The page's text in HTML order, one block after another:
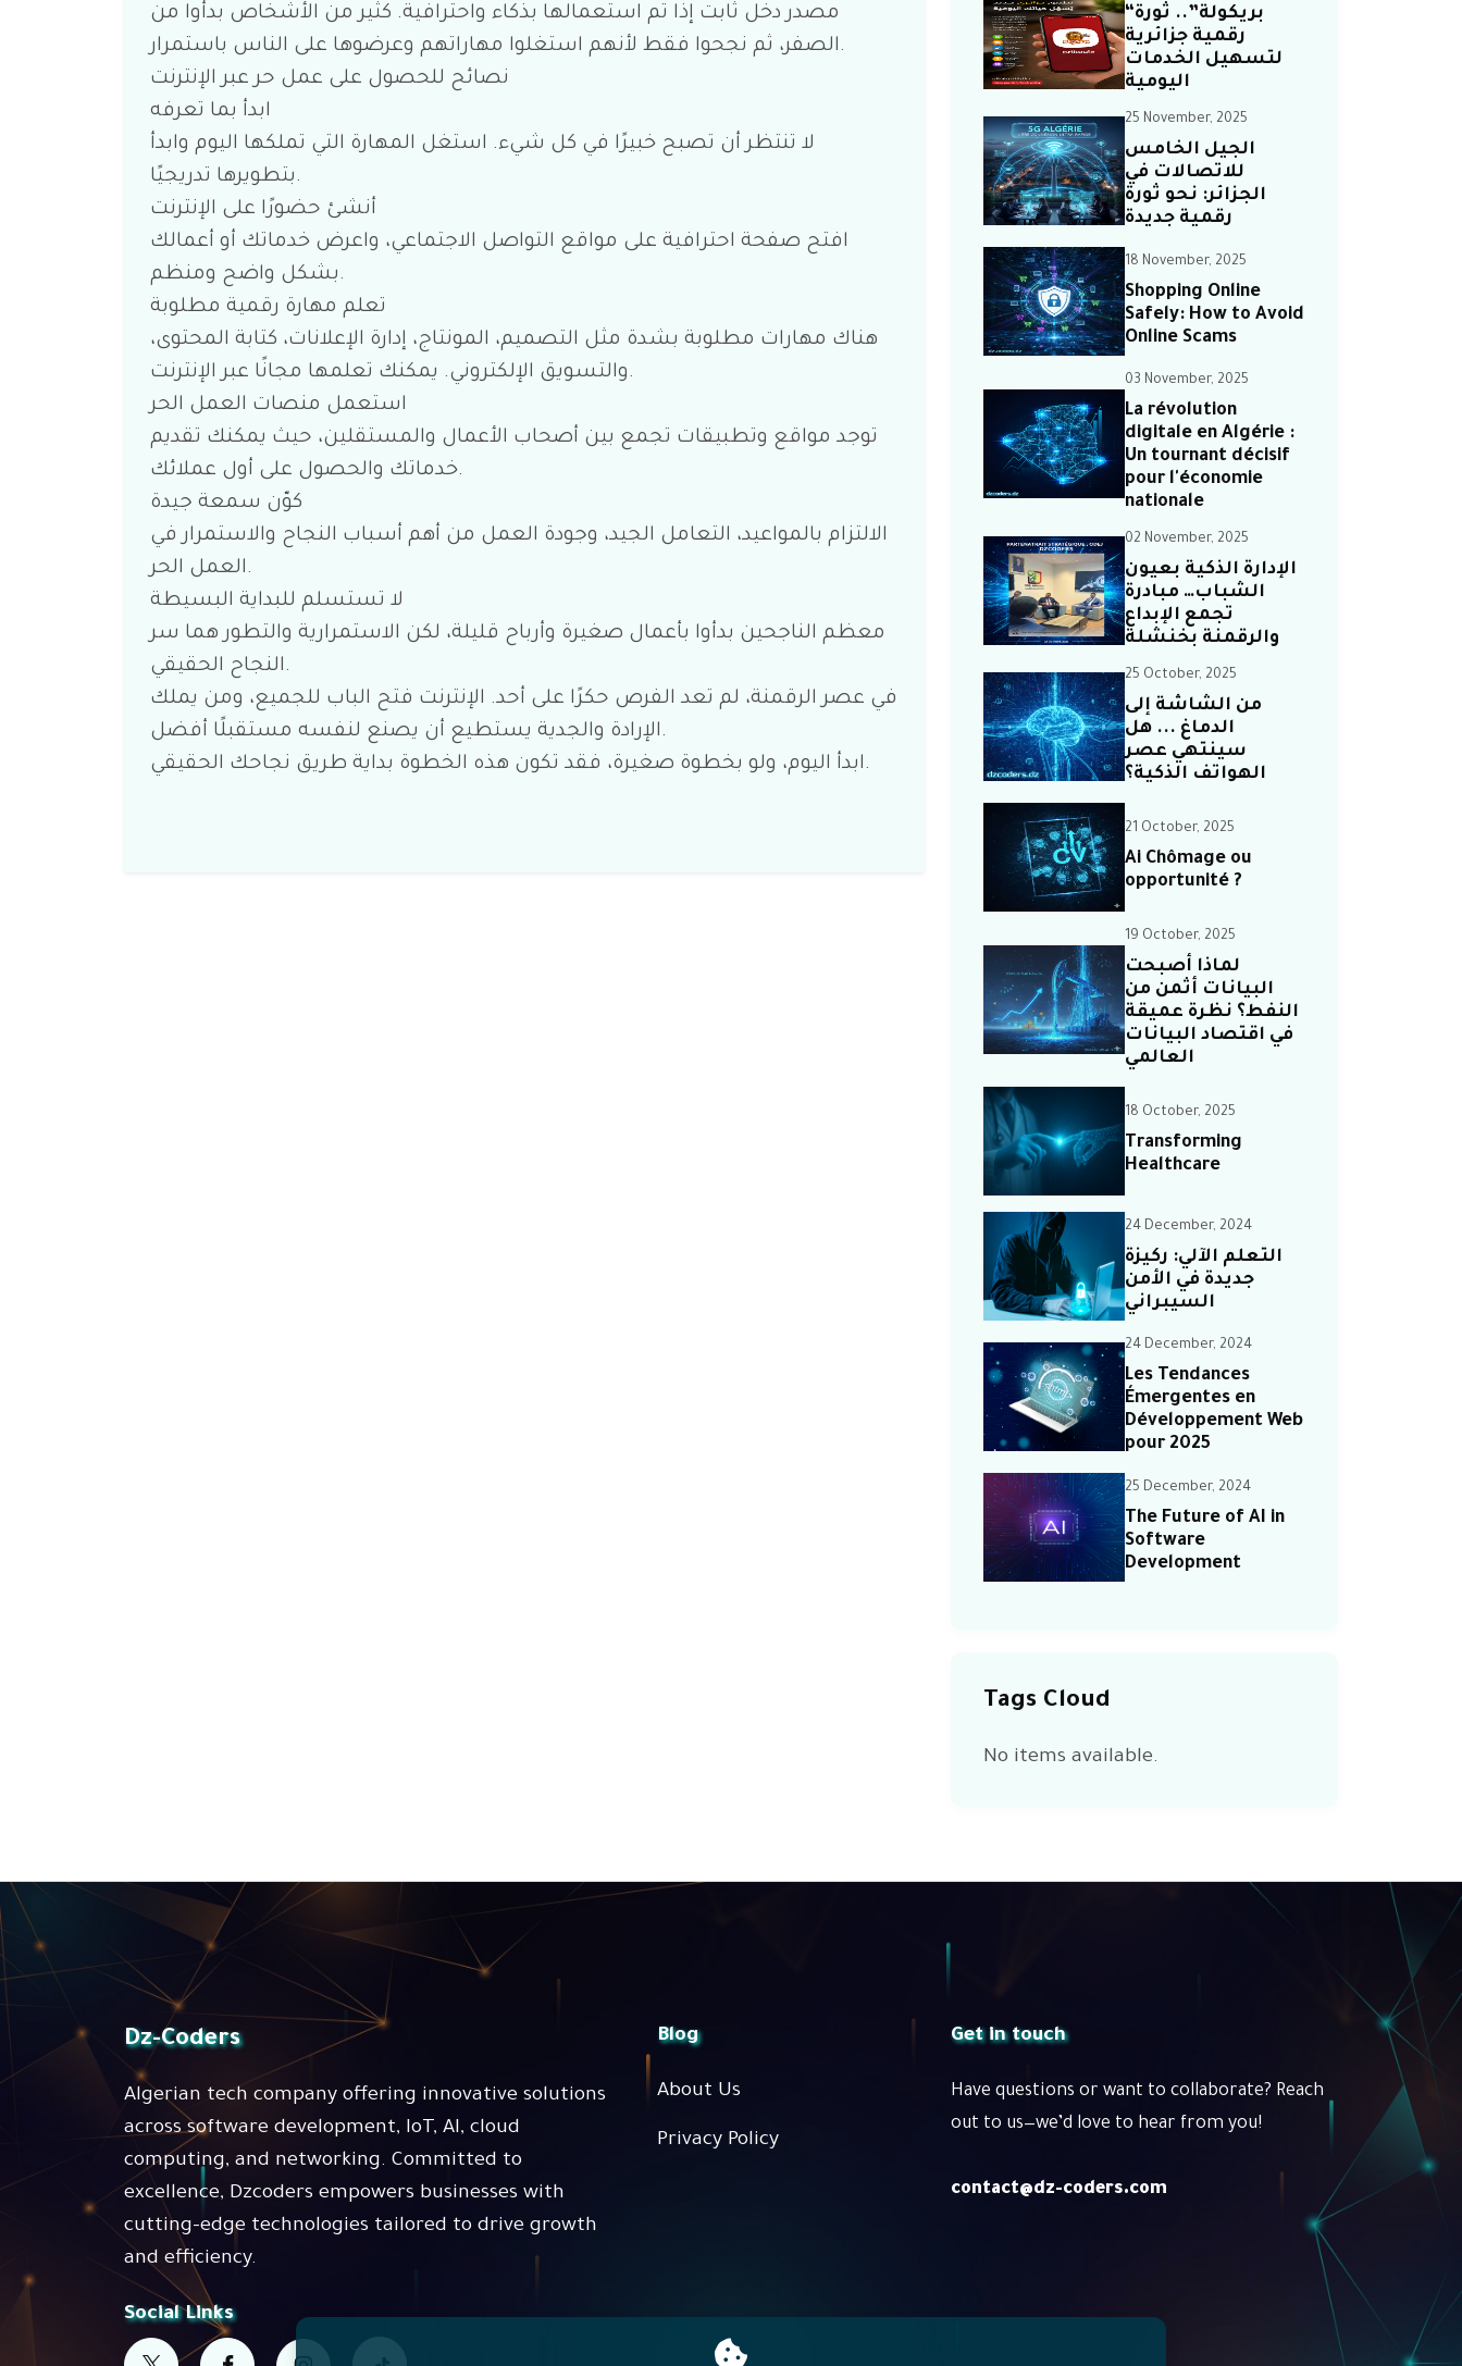
مصدر دخل ثابت إذا تم استعمالها بذكاء واحترافية. كثير من الأشخاص بدأوا من
الصفر، ثم نجحوا فقط لأنهم استغلوا مهاراتهم وعرضوها على الناس باستمرار.
نصائح للحصول على عمل حر عبر الإنترنت
ابدأ بما تعرفه
لا تنتظر أن تصبح خبيرًا في كل شيء. استغل المهارة التي تملكها اليوم وابدأ
بتطويرها تدريجيًا.
أنشئ حضورًا على الإنترنت
افتح صفحة احترافية على مواقع التواصل الاجتماعي، واعرض خدماتك أو أعمالك
بشكل واضح ومنظم.
تعلم مهارة رقمية مطلوبة
هناك مهارات مطلوبة بشدة مثل التصميم، المونتاج، إدارة الإعلانات، كتابة المحتوى،
والتسويق الإلكتروني. يمكنك تعلمها مجانًا عبر الإنترنت.
استعمل منصات العمل الحر
توجد مواقع وتطبيقات تجمع بين أصحاب الأعمال والمستقلين، حيث يمكنك تقديم
خدماتك والحصول على أول عملائك.
كوّن سمعة جيدة
الالتزام بالمواعيد، التعامل الجيد، وجودة العمل من أهم أسباب النجاح والاستمرار في
العمل الحر.
لا تستسلم للبداية البسيطة
معظم الناجحين بدأوا بأعمال صغيرة وأرباح قليلة، لكن الاستمرارية والتطور هما سر
النجاح الحقيقي.
في عصر الرقمنة، لم تعد الفرص حكرًا على أحد. الإنترنت فتح الباب للجميع، ومن يملك
الإرادة والجدية يستطيع أن يصنع لنفسه مستقبلًا أفضل.
ابدأ اليوم، ولو بخطوة صغيرة، فقد تكون هذه الخطوة بداية طريق نجاحك الحقيقي.
“بريكولة”.. ثورة
رقمية جزائرية
لتسهيل الخدمات
اليومية
25 November, 2025
الجيل الخامس
للاتصالات في
الجزائر: نحو ثورة
رقمية جديدة
18 November, 2025
Shopping Online
Safely: How to Avoid
Online Scams
03 November, 2025
La révolution
digitale en Algérie :
Un tournant décisif
pour l'économie
nationale
02 November, 2025
الإدارة الذكية بعيون
الشباب… مبادرة
تجمع الإبداع
والرقمنة بخنشلة
25 October, 2025
من الشاشة إلى
الدماغ ... هل
سينتهي عصر
الهواتف الذكية؟
21 October, 2025
Ai Chômage ou
opportunité ?
19 October, 2025
لماذا أصبحت
البيانات أثمن من
النفط؟ نظرة عميقة
في اقتصاد البيانات
العالمي
18 October, 2025
Transforming
Healthcare
24 December, 2024
التعلم الآلي: ركيزة
جديدة في الأمن
السيبراني
24 December, 2024
Les Tendances
Émergentes en
Développement Web
pour 2025
25 December, 2024
The Future of AI in
Software
Development
Tags Cloud
No items available.
Dz-Coders
Algerian tech company offering innovative solutions
across software development, IoT, AI, cloud
computing, and networking. Committed to
excellence, Dzcoders empowers businesses with
cutting-edge technologies tailored to drive growth
and efficiency.
Social Links
Blog
About Us
Privacy Policy
Get in touch
Have questions or want to collaborate? Reach
out to us—we’d love to hear from you!
contact@dz-coders.com